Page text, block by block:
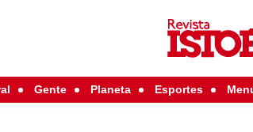
Gente Planeta Esportes